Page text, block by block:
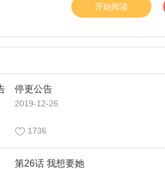
开始阅读
停更公告
2019-12-26
1736
第26话 我想要她